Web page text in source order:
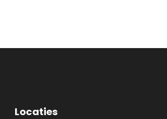
Locaties